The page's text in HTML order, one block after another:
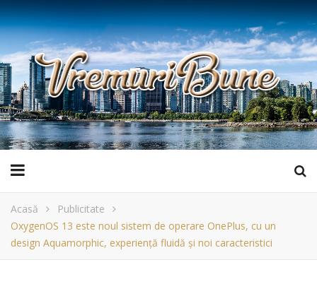
Acasă
Publicitate
OxygenOS 13 este noul sistem de operare OnePlus, cu un
design Aquamorphic, experiență fluidă și noi caracteristici